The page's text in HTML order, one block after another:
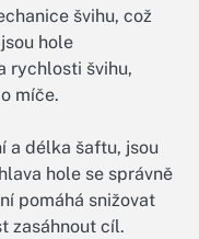
švihu, což
hole
rychlosti švihu,
míče.
a délka šaftu, jsou
hole se správně
pomáhá snižovat
zasáhnout cíl.